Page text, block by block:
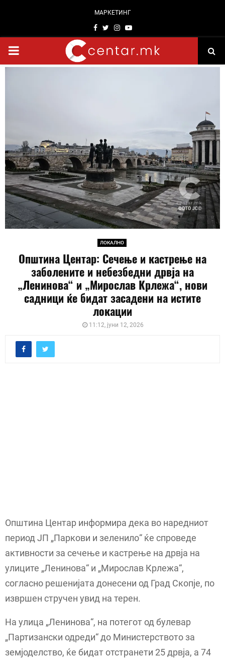
МАРКЕТИНГ
Facebook
TwitterInstagram
Youtube
PRIMARY
ЛОКАЛНО
Општина Центар: Сечење и кастрење на
заболените и небезбедни дрвја на
„Ленинова“ и „Мирослав Крлежа“, нови
садници ќе бидат засадени на истите
локации
11:12, јуни 12, 2026
Општина Центар информира дека во наредниот
период ЈП „Паркови и зеленило“ ќе спроведе
активности за сечење и кастрење на дрвја на
улиците „Ленинова“ и „Мирослав Крлежа“,
согласно решенијата донесени од Град Скопје, по
извршен стручен увид на терен.
На улица „Ленинова“, на потегот од булевар
„Партизански одреди“ до Министерството за
земјоделство, ќе бидат отстранети 25 дрвја, а 74